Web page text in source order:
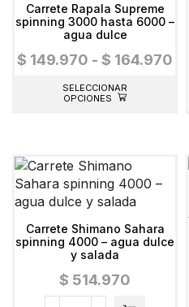
Carrete Rapala Supreme
spinning 3000 hasta 6000 –
agua dulce
$ 149.970 - $ 164.970
SELECCIONAR
OPCIONES
Carrete Shimano Sahara
spinning 4000 – agua dulce
y salada
$ 514.970